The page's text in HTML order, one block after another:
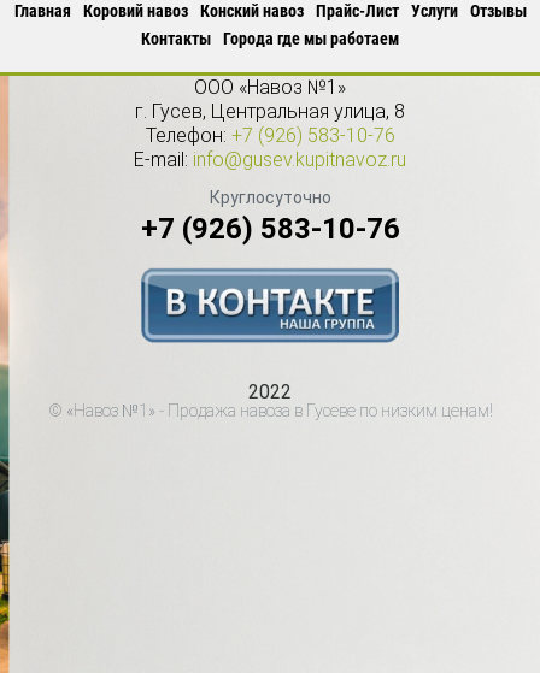
Главная Коровий навоз Конский навоз Прайс-Лист Услуги
Отзывы
Контакты
Города где мы работаем
ООО «Навоз №1»
г. Гусев, Центральная улица, 8
Телефон: +7 (926) 583-10-76
E-mail: info@gusev.kupitnavoz.ru
Круглосуточно
+7 (926) 583-10-76
2022
© «Навоз №1» - Продажа навоза в Гусеве по низким ценам!